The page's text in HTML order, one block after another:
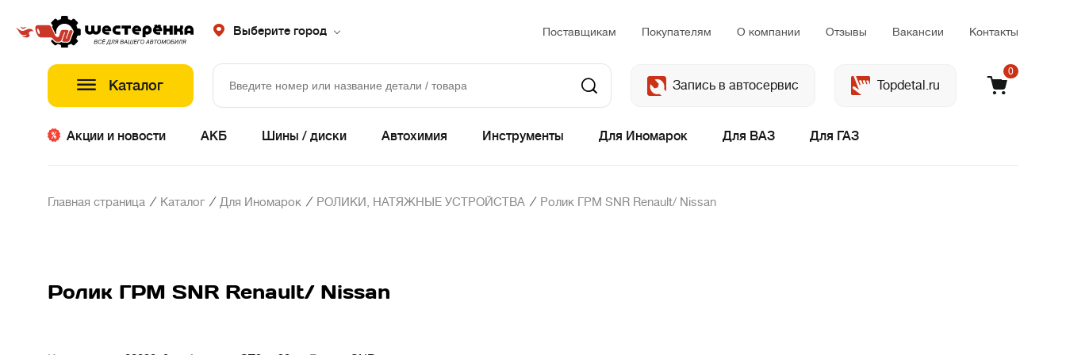
Выберите город Поставщикам Покупателям О компании Отзывы Вакансии Контакты
Каталог Запись в автосервис Topdetal.ru
0
Акции и новости АКБ Шины / диски Автохимия Инструменты Для Иномарок Для ВАЗ Для ГАЗ
Главная страница / Каталог / Для Иномарок / РОЛИКИ, НАТЯЖНЫЕ УСТРОЙСТВА / Ролик ГРМ SNR Renault/ Nissan
Ролик ГРМ SNR Renault/ Nissan